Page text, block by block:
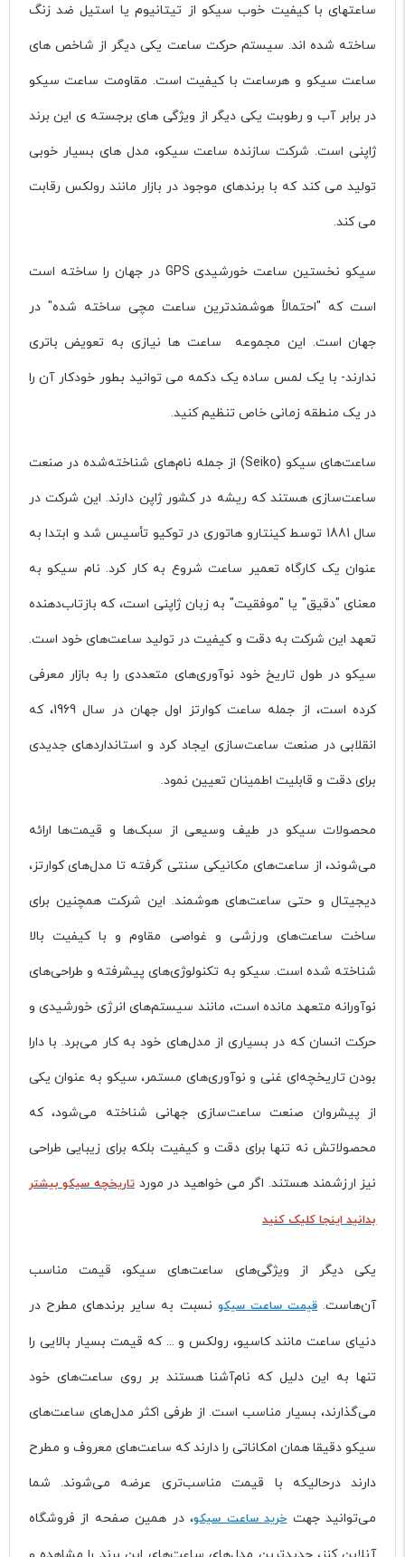
ساعتهای با کیفیت خوب سیکو از تیتانیوم یا استیل ضد زنگ
ساخته شده اند. سیستم حرکت ساعت یکی دیگر از شاخص های
ساعت سیکو و هرساعت با کیفیت است. مقاومت ساعت سیکو
در برابر آب و رطوبت یکی دیگر از ویژگی های برجسته ی این برند
ژاپنی است. شرکت سازنده ساعت سیکو، مدل های بسیار خوبی
تولید می کند که با برندهای موجود در بازار مانند رولکس رقابت
می کند.
سیکو نخستین ساعت خورشیدی GPS در جهان را ساخته است
است که "احتمالاً هوشمندترین ساعت مچی ساخته شده" در
جهان است. این مجموعه ساعت ها نیازی به تعویض باتری
ندارند- با یک لمس ساده یک دکمه می توانید بطور خودکار آن را
در یک منطقه زمانی خاص تنظیم کنید.
ساعت‌های سیکو (Seiko) از جمله نام‌های شناخته‌شده در صنعت
ساعت‌سازی هستند که ریشه در کشور ژاپن دارند. این شرکت در
سال 1881 توسط کینتارو هاتوری در توکیو تأسیس شد و ابتدا به
عنوان یک کارگاه تعمیر ساعت شروع به کار کرد. نام سیکو به
معنای "دقیق" یا "موفقیت" به زبان ژاپنی است، که بازتاب‌دهنده
تعهد این شرکت به دقت و کیفیت در تولید ساعت‌های خود است.
سیکو در طول تاریخ خود نوآوری‌های متعددی را به بازار معرفی
کرده است، از جمله ساعت کوارتز اول جهان در سال 1969، که
انقلابی در صنعت ساعت‌سازی ایجاد کرد و استانداردهای جدیدی
برای دقت و قابلیت اطمینان تعیین نمود.
محصولات سیکو در طیف وسیعی از سبک‌ها و قیمت‌ها ارائه
می‌شوند، از ساعت‌های مکانیکی سنتی گرفته تا مدل‌های کوارتز،
دیجیتال و حتی ساعت‌های هوشمند. این شرکت همچنین برای
ساخت ساعت‌های ورزشی و غواصی مقاوم و با کیفیت بالا
شناخته شده است. سیکو به تکنولوژی‌های پیشرفته و طراحی‌های
نوآورانه متعهد مانده است، مانند سیستم‌های انرژی خورشیدی و
حرکت انسان که در بسیاری از مدل‌های خود به کار می‌برد. با دارا
بودن تاریخچه‌ای غنی و نوآوری‌های مستمر، سیکو به عنوان یکی
از پیشروان صنعت ساعت‌سازی جهانی شناخته می‌شود، که
محصولاتش نه تنها برای دقت و کیفیت بلکه برای زیبایی طراحی
نیز ارزشمند هستند. اگر می خواهید در موردتاریخچه سیکو بیشتر
بدانید اینجا کلیک کنید
یکی دیگر از ویژگی‌های ساعت‌های سیکو، قیمت مناسب
آن‌هاست.قیمت ساعت سیکونسبت به سایر برندهای مطرح در
دنیای ساعت مانند کاسیو، رولکس و ... که قیمت بسیار بالایی را
تنها به این دلیل که نام‌آشنا هستند بر روی ساعت‌های خود
می‌گذارند، بسیار مناسب است. از طرفی اکثر مدل‌های ساعت‌های
سیکو دقیقا همان امکاناتی را دارند که ساعت‌های معروف و مطرح
دارند درحالیکه با قیمت مناسب‌تری عرضه می‌شوند. شما
می‌توانید جهتخرید ساعت سیکو، در همین صفحه از فروشگاه